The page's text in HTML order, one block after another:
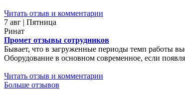
Читать отзыв и комментарии
7 авг | Пятница
Ринат
Промет отзывы сотрудников
Бывает, что в загруженные периоды темп работы
Оборудование в основном современное, если
Читать отзыв и комментарии
Больше отзывов